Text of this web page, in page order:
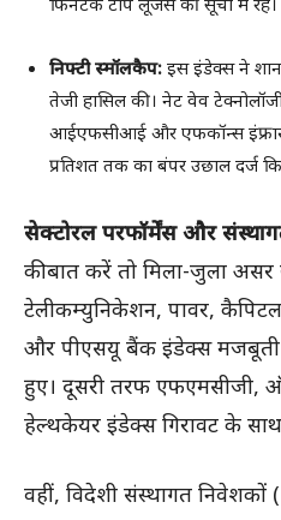
निफ्टी स्मॉलकैप: इस इंडेक्स ने
तेजी हासिल की। नेट वेव
आईएफसीआई और एफकॉन्स
प्रतिशत तक का बंपर उछाल दर्ज
सेक्टोरल परफॉर्मेंस और
की बात करें तो मिला-जुला असर
टेलीकम्युनिकेशन, पावर,
और पीएसयू बैंक इंडेक्स मजबूती
हुए। दूसरी तरफ एफएमसीजी,
हेल्थकेयर इंडेक्स गिरावट के
वहीं, विदेशी संस्थागत